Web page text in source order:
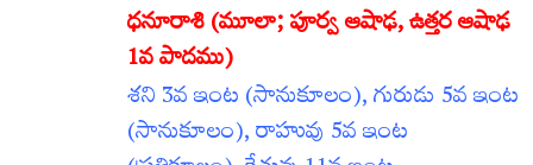
ధనూరాశి (మూలా; పూర్వ ఆషాఢ, ఉత్తర ఆషాఢ
1వ పాదము)
శని 3వ ఇంట (సానుకూలం), గురుడు 5వ ఇంట
(సానుకూలం), రాహువు 5వ ఇంట